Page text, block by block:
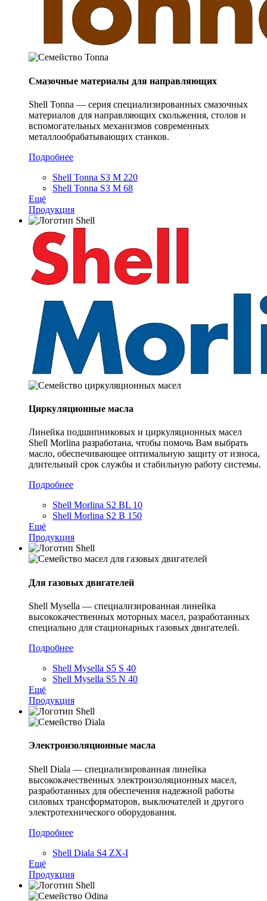
Смазочные материалы для направляющих
Shell Tonna — серия специализированных смазочных
материалов для направляющих скольжения, столов и
вспомогательных механизмов современных
металлообрабатывающих станков.
Подробнее
Shell Tonna S3 M 220
Shell Tonna S3 M 68
Ещё
Продукция
Циркуляционные масла
Линейка подшипниковых и циркуляционных масел
Shell Morlina разработана, чтобы помочь Вам выбрать
масло, обеспечивающее оптимальную защиту от износа,
длительный срок службы и стабильную работу системы.
Подробнее
Shell Morlina S2 BL 10
Shell Morlina S2 B 150
Ещё
Продукция
Для газовых двигателей
Shell Mysella — специализированная линейка
высококачественных моторных масел, разработанных
специально для стационарных газовых двигателей.
Подробнее
Shell Mysella S5 S 40
Shell Mysella S5 N 40
Ещё
Продукция
Электроизоляционные масла
Shell Diala — специализированная линейка
высококачественных электроизоляционных масел,
разработанных для обеспечения надежной работы
силовых трансформаторов, выключателей и другого
электротехнического оборудования.
Подробнее
Shell Diala S4 ZX-I
Ещё
Продукция